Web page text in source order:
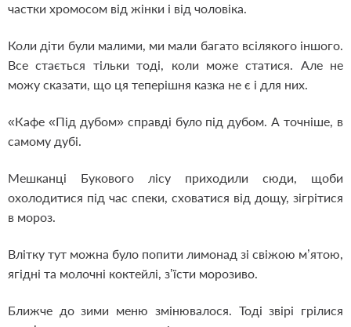
частки хромосом від жінки і від чоловіка.
Коли діти були малими, ми мали багато всілякого іншого.
Все стається тільки тоді, коли може статися. Але не
можу сказати, що ця теперішня казка не є і для них.
«Кафе «Під дубом» справді було під дубом. А точніше, в
самому дубі.
Мешканці Букового лісу приходили сюди, щоби
охолодитися під час спеки, сховатися від дощу, зігрітися
в мороз.
Влітку тут можна було попити лимонад зі свіжою м’ятою,
ягідні та молочні коктейлі, з’їсти морозиво.
Ближче до зими меню змінювалося. Тоді звірі грілися